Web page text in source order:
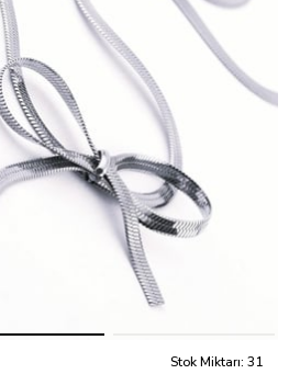
Stok Miktarı: 31